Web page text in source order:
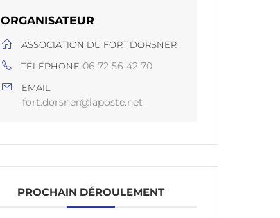
ORGANISATEUR
ASSOCIATION DU FORT DORSNER
TÉLÉPHONE 06 72 56 42 70
EMAIL
fort.dorsner@laposte.net
PROCHAIN DÉROULEMENT